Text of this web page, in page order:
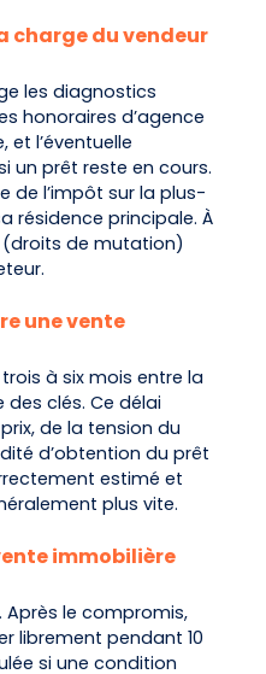
charge du vendeur
les diagnostics
honoraires d’agence
et l’éventuelle
un prêt reste en cours.
de l’impôt sur la plus-
résidence principale. À
(droits de mutation)
une vente
à six mois entre la
clés. Ce délai
de la tension du
d’obtention du prêt
estimé et
plus vite.
immobilière
le compromis,
librement pendant 10
si une condition